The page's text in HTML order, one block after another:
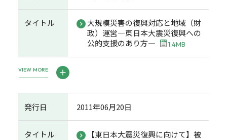
タイトル
大規模災害の復興対応と地域（財
政）運営―東日本大震災復興への
公的支援のあり方―
1.4MB
VIEW MORE
発行日 2011年06月20日
タイトル
【東日本大震災復興に向けて】被